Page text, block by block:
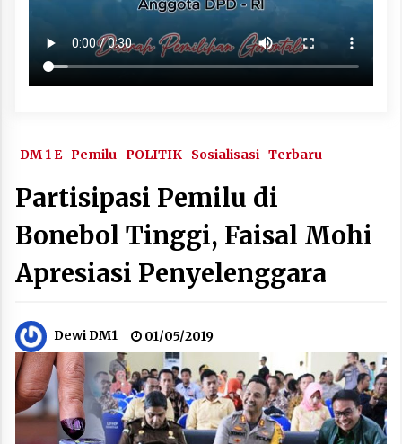
DM 1 E Pemilu POLITIK Sosialisasi Terbaru
Partisipasi Pemilu di
Bonebol Tinggi, Faisal Mohi
Apresiasi Penyelenggara
Dewi DM1 01/05/2019